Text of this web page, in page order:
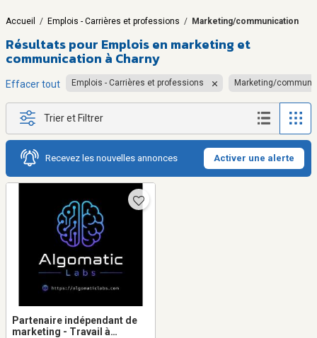
Accueil / Emplois - Carrières et professions / Marketing/communication
Résultats pour Emplois en marketing et
communication à Charny
Effacer tout Emplois - Carrières et professions Marketing/
Trier et Filtrer
Recevez les nouvelles annonces Activer une alerte
Partenaire indépendant de
marketing - Travail à